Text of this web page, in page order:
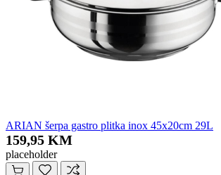
ARIAN šerpa gastro plitka inox 45x20cm 29L
159,95 KM
placeholder